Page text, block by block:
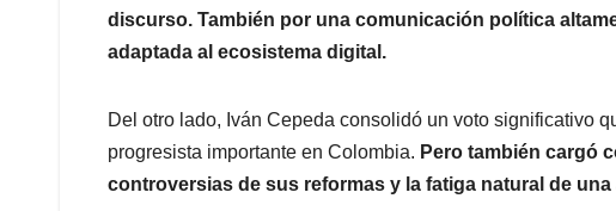
discurso. También por una comunicación política
adaptada al ecosistema digital.
Del otro lado, Iván Cepeda consolidó un voto significativo
progresista importante en Colombia. Pero también cargó
controversias de sus reformas y la fatiga natural de